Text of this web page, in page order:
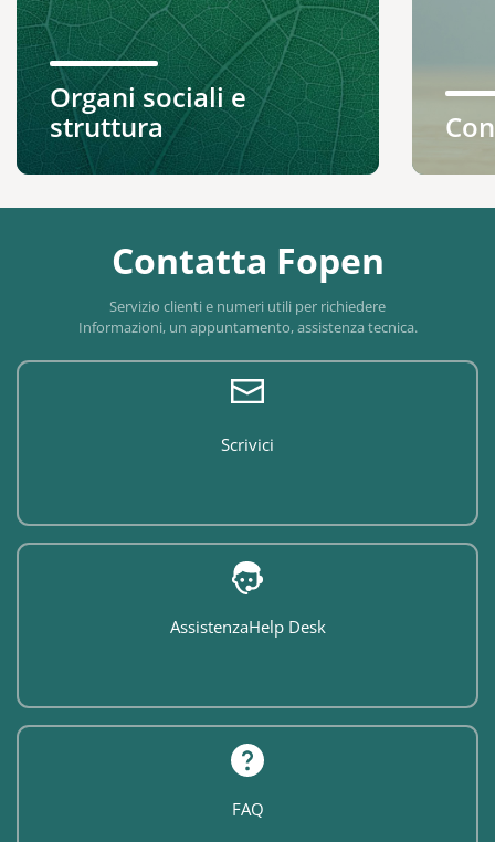
Organi sociali e
struttura
Contatta Fopen
Servizio clienti e numeri utili per richiedere
Informazioni, un appuntamento, assistenza tecnica.
Scrivici
AssistenzaHelp Desk
FAQ